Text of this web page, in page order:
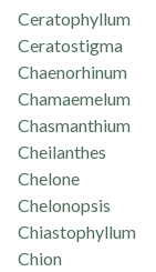
Ceratophyllum
Ceratostigma
Chaenorhinum
Chamaemelum
Chasmanthium
Cheilanthes
Chelone
Chelonopsis
Chiastophyllum
Chion